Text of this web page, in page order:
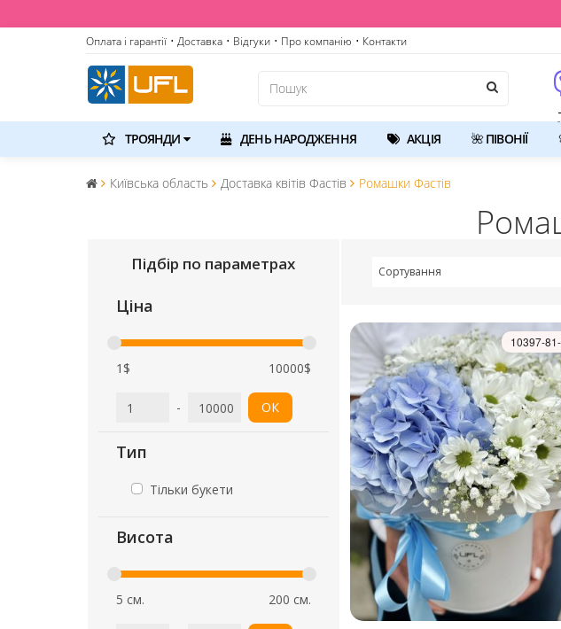
Оплата і гарантії • Доставка • Відгуки • Про компанію • Контакти
ТРОЯНДИ ДЕНЬ НАРОДЖЕННЯ АКЦІЯ 🌺 ПІВОНІЇ
Київська область Доставка квітів Фастів Ромашки Фастів
Підбір по параметрах
Ціна
1$ 10000$
- ОК
Тип
Тільки букети
Висота
5 см. 200 см.
Сортування
10397-